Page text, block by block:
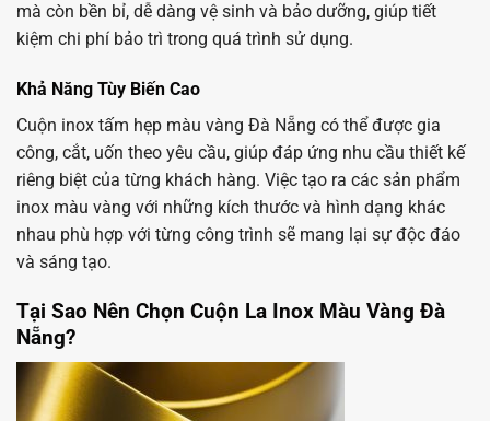
mà còn bền bỉ, dễ dàng vệ sinh và bảo dưỡng, giúp tiết
kiệm chi phí bảo trì trong quá trình sử dụng.
Khả Năng Tùy Biến Cao
Cuộn inox tấm hẹp màu vàng Đà Nẵng có thể được gia
công, cắt, uốn theo yêu cầu, giúp đáp ứng nhu cầu thiết kế
riêng biệt của từng khách hàng. Việc tạo ra các sản phẩm
inox màu vàng với những kích thước và hình dạng khác
nhau phù hợp với từng công trình sẽ mang lại sự độc đáo
và sáng tạo.
Tại Sao Nên Chọn Cuộn La Inox Màu Vàng Đà
Nẵng?